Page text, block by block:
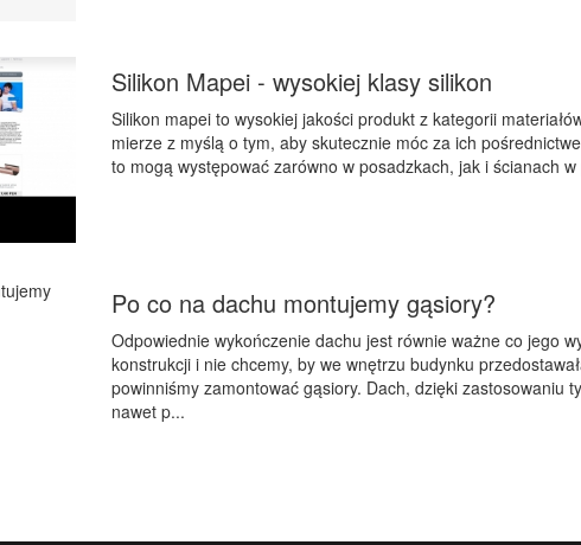
Silikon Mapei - wysokiej klasy silikon
Silikon mapei to wysokiej jakości produkt z kategorii
mierze z myślą o tym, aby skutecznie móc za ich
to mogą występować zarówno w posadzkach, jak i ścianach
Po co na dachu montujemy gąsiory?
Odpowiednie wykończenie dachu jest równie ważne co jego
konstrukcji i nie chcemy, by we wnętrzu budynku
powinniśmy zamontować gąsiory. Dach, dzięki zastosowaniu
nawet p...